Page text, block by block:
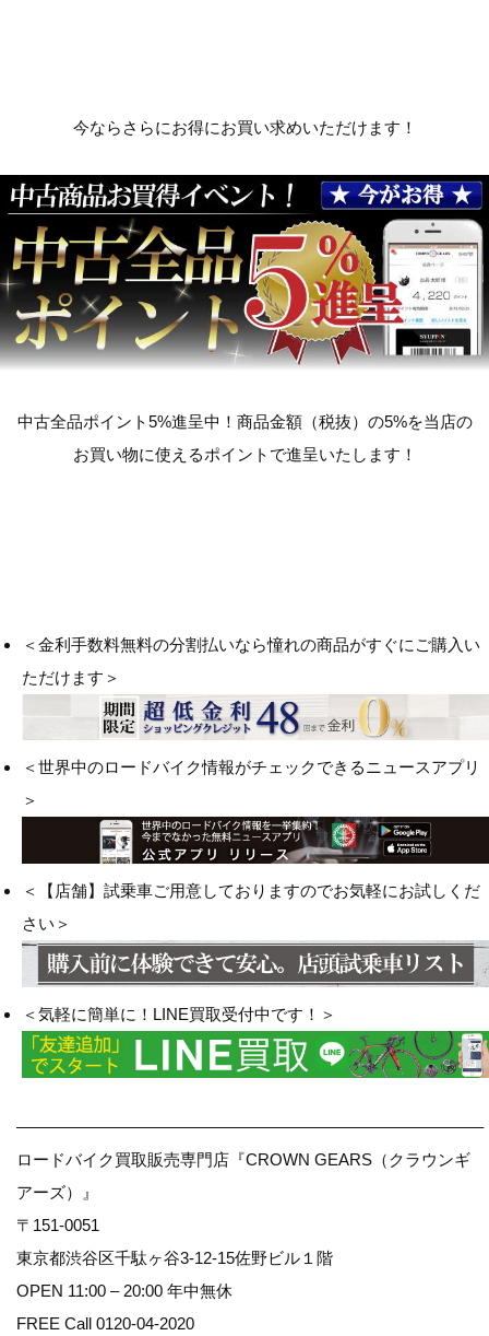
今ならさらにお得にお買い求めいただけます！
中古全品ポイント5%進呈中！商品金額（税抜）の5%を当店の
お買い物に使えるポイントで進呈いたします！
＜金利手数料無料の分割払いなら憧れの商品がすぐにご購入い
ただけます＞
＜世界中のロードバイク情報がチェックできるニュースアプリ
＞
＜【店舗】試乗車ご用意しておりますのでお気軽にお試しくだ
さい＞
＜気軽に簡単に！LINE買取受付中です！＞
————————————————————————————–
ロードバイク買取販売専門店『CROWN GEARS（クラウンギ
アーズ）』
〒151-0051
東京都渋谷区千駄ヶ谷3-12-15佐野ビル１階
OPEN 11:00 – 20:00 年中無休
FREE Call 0120-04-2020